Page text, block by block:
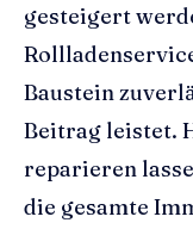
gesteigert
Baustein
Beitrag leistet.
reparieren
die gesamte